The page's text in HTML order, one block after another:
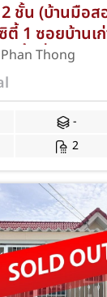
ชั้น (บ้านมือส
1 ซอยบ้านเ
เนื้อที่ 21 ตร.ว
ถ 1 คัน ทำเล
ก่า-เฟส 1-4)
าย 7 พร้อมฟรีค่
นอง JS-352
Phan Thong
-
2